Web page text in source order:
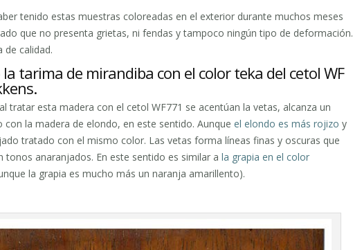
tenido estas muestras coloreadas en el exterior durante muchos meses
que no presenta grietas, ni fendas y tampoco ningún tipo de deformación.
de calidad.
tarima de mirandiba con el color teka del cetol WF
tratar esta madera con el cetol WF771 se acentúan la vetas, alcanza un
con la madera de elondo, en este sentido. Aunque el elondo es más rojizo y
tratado con el mismo color. Las vetas forma líneas finas y oscuras que
tonos anaranjados. En este sentido es similar a la grapia en el color
la grapia es mucho más un naranja amarillento).